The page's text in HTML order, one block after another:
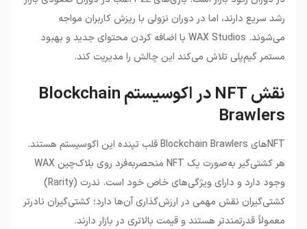
رشد سریع دارند، اما در دوران نزولی با ریزش کاربران مواجه
می‌شوند. WAX Studios با اضافه کردن محتوای جدید و بهبود
مستمر گیم‌پلی تلاش می‌کند این چالش را مدیریت کند.
نقش NFT در اکوسیستم Blockchain
Brawlers
NFT‌های Blockchain Brawlers قلب تپنده این اکوسیستم هستند.
هر کشتی‌گیر به‌صورت یک NFT منحصربه‌فرد روی بلاک‌چین WAX
وجود دارد و دارای ویژگی‌های خاص خود است. ندرت (Rarity)
کشتی‌گیران نقش مهمی در ارزش‌گذاری آن‌ها دارد؛ کشتی‌گیران نادرتر
معمولاً قدرتمندتر هستند و قیمت بالاتری در بازار دارند.